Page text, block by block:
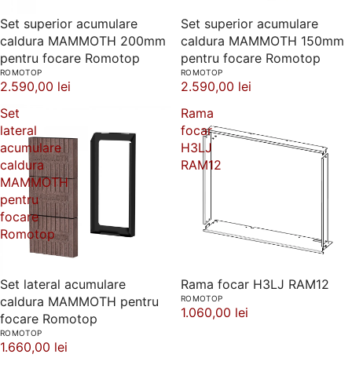
Set superior acumulare
caldura MAMMOTH 200mm
pentru focare Romotop
ROMOTOP
2.590,00 lei
Set superior acumulare
caldura MAMMOTH 150mm
pentru focare Romotop
ROMOTOP
2.590,00 lei
Set
lateral
acumulare
caldura
MAMMOTH
pentru
focare
Romotop
Set lateral acumulare
caldura MAMMOTH pentru
focare Romotop
ROMOTOP
1.660,00 lei
Rama
focar
H3LJ
RAM12
Rama focar H3LJ RAM12
ROMOTOP
1.060,00 lei